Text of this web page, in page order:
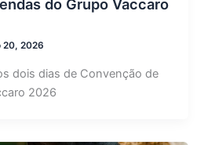
do Grupo Vaccaro
20, 2026
dois dias de Convenção de
2026